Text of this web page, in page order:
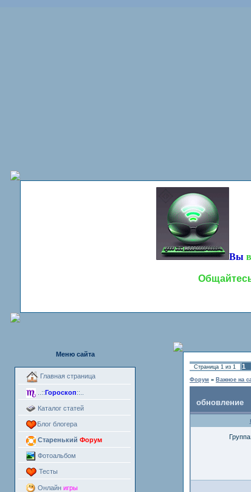
Вы
Меню сайта
Главная страница
..:: Гороскоп::..
Каталог статей
Блог блогера
Старенький Форум
Фотоальбом
Тесты
Онлайн игры
Страница 1 из 1 1
Форум » Важное на
обновление